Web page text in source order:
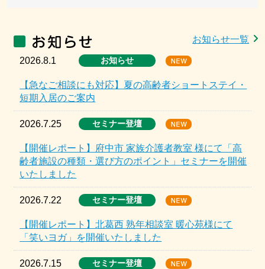
お知らせ一覧
2026.8.1 お知らせ
【急なご相談にも対応】夏の高齢者ショートステイ・
短期入居のご案内
2026.7.25 セミナー登壇
【開催レポート】府中市 家族介護者教室 様にて「高
齢者施設の種類・選び方のポイント」セミナーを開催
いたしました
2026.7.22 セミナー登壇
【開催レポート】北葛西 熟年相談室 暖心苑様にて
「笑いヨガ」を開催いたしました
2026.7.15 セミナー登壇